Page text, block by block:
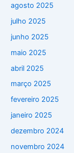
agosto 2025
julho 2025
junho 2025
maio 2025
abril 2025
março 2025
fevereiro 2025
janeiro 2025
dezembro 2024
novembro 2024